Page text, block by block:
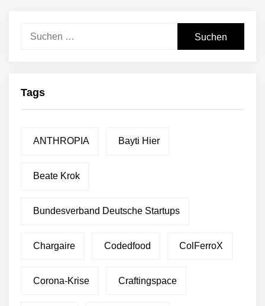
Tags
ANTHROPIA Bayti Hier
Beate Krok
Bundesverband Deutsche Startups
Chargaire Codedfood ColFerroX
Corona-Krise Craftingspace